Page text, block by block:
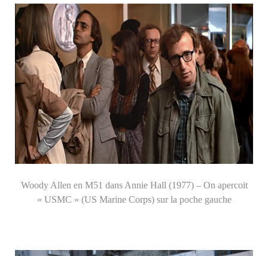
Woody Allen en M51 dans Annie Hall (1977) – On apercoit
« USMC » (US Marine Corps) sur la poche gauche